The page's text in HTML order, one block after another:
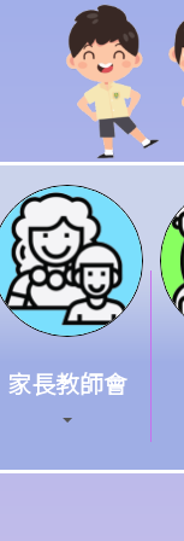
家長教師會